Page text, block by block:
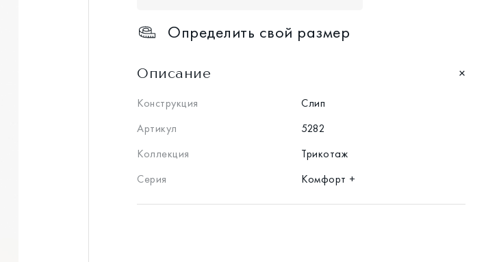
Определить свой размер
Описание
Конструкция
Слип
Артикул
5282
Коллекция
Трикотаж
Серия
Комфорт +